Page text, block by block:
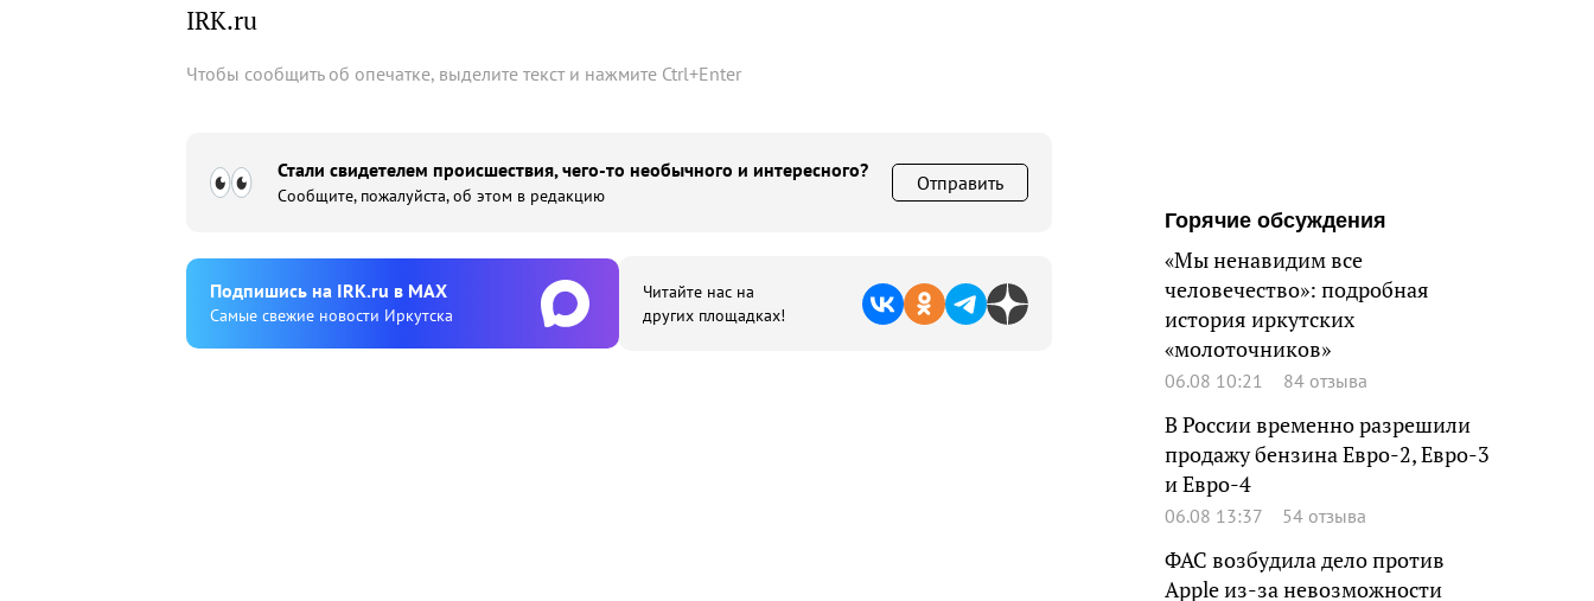
IRK.ru
Чтобы сообщить об опечатке, выделите текст и нажмите Ctrl+Enter
Стали свидетелем происшествия, чего-то необычного и интересного?
Сообщите, пожалуйста, об этом в редакцию
Отправить
Подпишиcь на IRK.ru в MAX
Cамые свежие новости Иркутска
Читайте нас на
других площадках!
Горячие обсуждения
«Мы ненавидим все
человечество»: подробная
история иркутских
«молоточников»
06.08 10:21 84 отзыва
В России временно разрешили
продажу бензина Евро-2, Евро-3
и Евро-4
06.08 13:37 54 отзыва
ФАС возбудила дело против
Apple из-за невозможности